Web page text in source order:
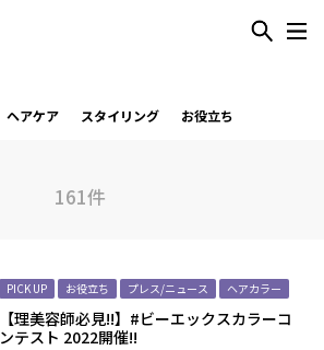
ヘアケア スタイリング お役立ち
161件
PICK UP お役立ち プレス/ニュース ヘアカラー
【理美容師必見!!】#ビーエックスカラーコ
ンテスト 2022開催!!